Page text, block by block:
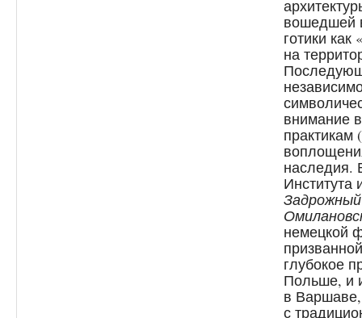
вошедшей
готики как
на
внимание
практикам
наследия.
Института
Задрожный
немецкой
глубокое
Польше, и
в Варшаве,
с